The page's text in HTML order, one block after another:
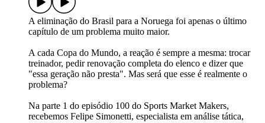
A eliminação do Brasil para a Noruega foi apenas o último
capítulo de um problema muito maior.
A cada Copa do Mundo, a reação é sempre a mesma: trocar
treinador, pedir renovação completa do elenco e dizer que
"essa geração não presta". Mas será que esse é realmente o
problema?
Na parte 1 do episódio 100 do Sports Market Makers,
recebemos Felipe Simonetti, especialista em análise tática,